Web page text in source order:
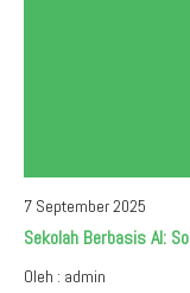
7 September 2025
Sekolah Berbasis AI:
Oleh : admin